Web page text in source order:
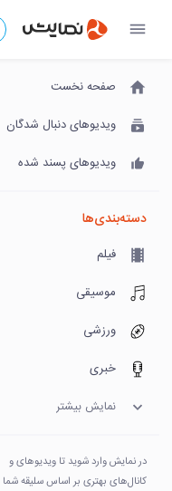
صفحه نخست
ویدیوهای دنبال شدگان
ویدیوهای پسند شده
دسته‌بندی‌ها
فیلم
موسیقی
ورزشی
خبری
نمایش بیشتر
در نمایش وارد شوید تا ویدیوهای و
کانال‌های بهتری بر اساس سلیقه شما